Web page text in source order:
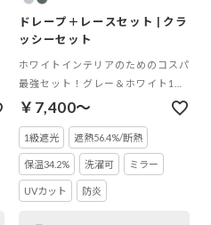
ドレープ＋レースセット | クラ
ッシーセット
ホワイトインテリアのためのコスパ
最強セット！グレー＆ホワイト1級
遮光カーテンとシンプルなミラーレ
￥7,400～
1級遮光 遮熱56.4%/断熱
保温34.2% 洗濯可 ミラー
UVカット 防炎